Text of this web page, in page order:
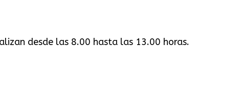
las 8.00 hasta las 13.00 horas.